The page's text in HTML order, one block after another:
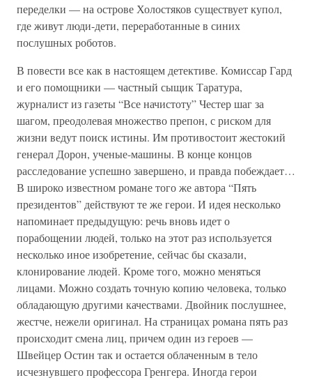
переделки — на острове Холостяков существует купол,
где живут люди-дети, переработанные в синих
послушных роботов.
В повести все как в настоящем детективе. Комиссар Гард
и его помощники — частный сыщик Таратура,
журналист из газеты “Все начистоту” Честер шаг за
шагом, преодолевая множество препон, с риском для
жизни ведут поиск истины. Им противостоит жестокий
генерал Дорон, ученые-машины. В конце концов
расследование успешно завершено, и правда побеждает…
В широко известном романе того же автора “Пять
президентов” действуют те же герои. И идея несколько
напоминает предыдущую: речь вновь идет о
порабощении людей, только на этот раз используется
несколько иное изобретение, сейчас бы сказали,
клонирование людей. Кроме того, можно меняться
лицами. Можно создать точную копию человека, только
обладающую другими качествами. Двойник послушнее,
жестче, нежели оригинал. На страницах романа пять раз
происходит смена лиц, причем один из героев —
Швейцер Остин так и остается облаченным в тело
исчезнувшего профессора Гренгера. Иногда герои